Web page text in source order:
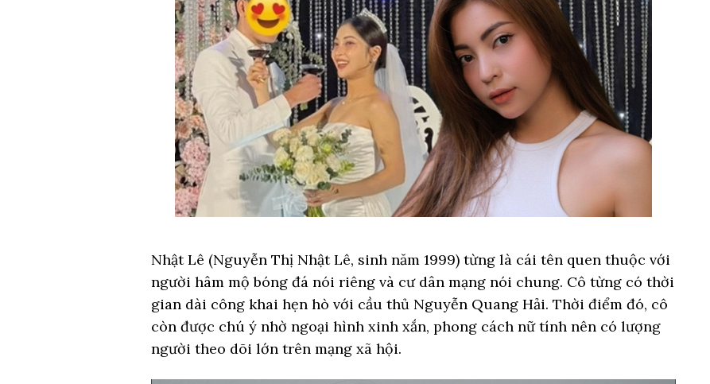
Nhật Lê (Nguyễn Thị Nhật Lê, sinh năm 1999) từng là cái tên quen thuộc với
người hâm mộ bóng đá nói riêng và cư dân mạng nói chung. Cô từng có thời
gian dài công khai hẹn hò với cầu thủ Nguyễn Quang Hải. Thời điểm đó, cô
còn được chú ý nhờ ngoại hình xinh xắn, phong cách nữ tính nên có lượng
người theo dõi lớn trên mạng xã hội.